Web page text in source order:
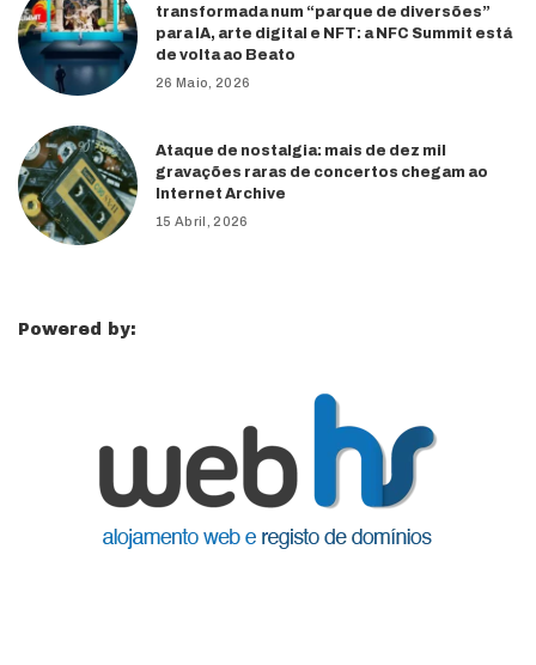
transformada num “parque de diversões”
para IA, arte digital e NFT: a NFC Summit está
de volta ao Beato
26 Maio, 2026
Ataque de nostalgia: mais de dez mil
gravações raras de concertos chegam ao
Internet Archive
15 Abril, 2026
Powered by: